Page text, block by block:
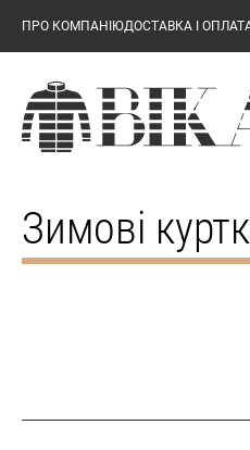
ПРО КОМПАНІЮДОСТАВКА І
Зимові